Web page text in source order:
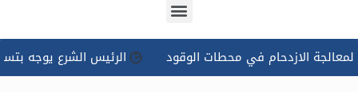
في محطات الوقود الرئيس الشرع يوجه بتسخير كل